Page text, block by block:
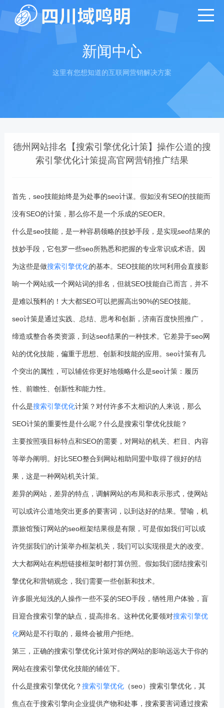
新闻中心
这里有您想知道的互联网营销解决方案
德州网站排名【搜索引擎优化计策】操作公道的搜
索引擎优化计策提高官网营销推广结果
首先，seo技能始终是为处事的seo计谋。假如没有SEO的技能而
没有SEO的计策，那么你不是一个乐成的SEOER。
什么是seo技能，是一种容易领略的技妙手段，是实现seo结果的
技妙手段，它包罗一些seo所熟悉和把握的专业常识或术语。因
为这些是做搜索引擎优化的基本。SEO技能的坎坷利用会直接影
响一个网站或一个网站词的排名，但就SEO技能自己而言，并不
是难以预料的！大大都SEO可以把握高出90%的SEO技能。
seo计策是通过实践、总结、思考和创新，济南百度快照推广，
缔造或整合各类资源，到达seo结果的一种技术。它差异于seo网
站的优化技能，偏重于思想、创新和技能的应用。seo计策有几
个突出的属性，可以辅佐你更好地领略什么是seo计策：履历
性、前瞻性、创新性和能力性。
什么是搜索引擎优化计策？对付许多不太相识的人来说，那么
SEO计策的重要性是什么呢？什么是搜索引擎优化技能？
主要按照项目标特点和SEO的需要，对网站的机关、栏目、内容
等举办阐明。好比SEO整合到网站相助同盟中取得了很好的结
果，这是一种网站机关计策。
差异的网站，差异的特点，调解网站的布局和表示形式，使网站
可以或许公道地突出更多的要害词，以到达好的结果。譬喻，机
票旅馆预订网站的seo框架结果很是有限，可是假如我们可以或
许凭据我们的计策举办框架机关，我们可以实现很是大的改变。
大大都网站在构想链接框架时都打算仿照。假如我们团结搜索引
擎优化和营销观念，我们需要一些创新和技术。
许多眼光短浅的人操作一些不妥的SEO手段，牺牲用户体验，盲
目迎合搜索引擎的缺点，提高排名。这种优化要领对搜索引擎优
化网站是不行取的，最终会被用户拒绝。
第三，正确的搜索引擎优化计策对你的网站的影响远远大于你的
网站在搜索引擎优化技能的辅佐下。
什么是搜索引擎优化？搜索引擎优化（seo）搜索引擎优化，其
焦点在于搜索引擎向企业提供产物和处事，搜索要害词通过搜索